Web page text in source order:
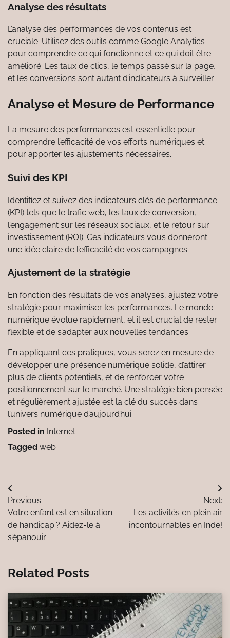
Analyse des résultats
L’analyse des performances de vos contenus est
cruciale. Utilisez des outils comme Google Analytics
pour comprendre ce qui fonctionne et ce qui doit être
amélioré. Les taux de clics, le temps passé sur la page,
et les conversions sont autant d’indicateurs à surveiller.
Analyse et Mesure de Performance
La mesure des performances est essentielle pour
comprendre l’efficacité de vos efforts numériques et
pour apporter les ajustements nécessaires.
Suivi des KPI
Identifiez et suivez des indicateurs clés de performance
(KPI) tels que le trafic web, les taux de conversion,
l’engagement sur les réseaux sociaux, et le retour sur
investissement (ROI). Ces indicateurs vous donneront
une idée claire de l’efficacité de vos campagnes.
Ajustement de la stratégie
En fonction des résultats de vos analyses, ajustez votre
stratégie pour maximiser les performances. Le monde
numérique évolue rapidement, et il est crucial de rester
flexible et de s’adapter aux nouvelles tendances.
En appliquant ces pratiques, vous serez en mesure de
développer une présence numérique solide, d’attirer
plus de clients potentiels, et de renforcer votre
positionnement sur le marché. Une stratégie bien pensée
et régulièrement ajustée est la clé du succès dans
l’univers numérique d’aujourd’hui.
Posted in Internet
Tagged web
Navigation
de
l’article
Previous:
Votre enfant est en situation
de handicap ? Aidez-le à
s’épanouir
Next:
Les activités en plein air
incontournables en Inde!
Related Posts